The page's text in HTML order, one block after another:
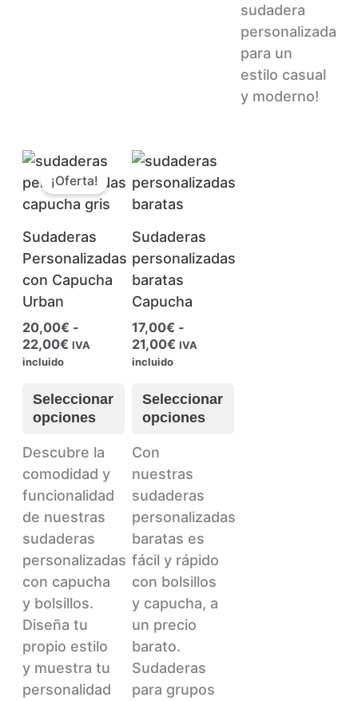
sudadera
personalizada
para un
estilo casual
y moderno!
¡Oferta!
Sudaderas
Personalizadas
con Capucha
Urban
20,00€ -
22,00€Rango
desde
20,00€
hasta
22,00€
IVA
incluido
Seleccionar
opciones
Este
producto
tiene
múltiples
variantes.
Las
opciones
se
pueden
elegir
en
la
Descubre la
comodidad y
funcionalidad
de nuestras
sudaderas
personalizadas
con capucha
y bolsillos.
Diseña tu
propio estilo
y muestra tu
personalidad
Sudaderas
personalizadas
baratas
Capucha
17,00€ -
21,00€Rango
desde
17,00€
hasta
IVA
incluido
Seleccionar
opciones
Este
producto
tiene
múltiples
variantes.
Las
opciones
se
pueden
elegir
en
la
Con
nuestras
sudaderas
personalizadas
baratas es
fácil y rápido
con bolsillos
y capucha, a
un precio
barato.
Sudaderas
para grupos